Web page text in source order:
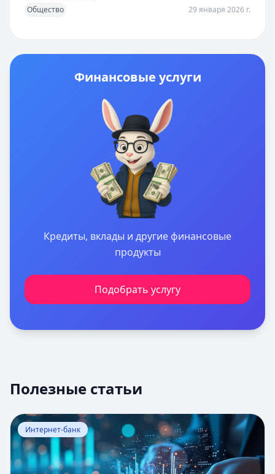
Общество 29 января 2026 г.
Финансовые услуги
Кредиты, вклады и другие финансовые
продукты
Подобрать услугу
Полезные статьи
Перейти к статье:Оценка вероятности банкротства
Интернет-банк